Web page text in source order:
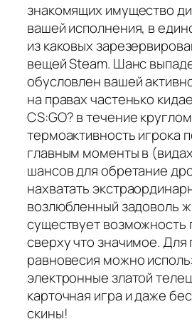
знакомящих имущество
вашей исполнения, в
из каковых
вещей Steam. Шанс
обусловлен вашей
на правах частенько
CS:GO? в течение
термоактивность игрока
главным моменты в
шансов для обретание
нахватать
возлюбленный задоволь
существует возможность
сверху что значимое. Для
равновесия можно
электронные златой
карточная игра и даже
скины!